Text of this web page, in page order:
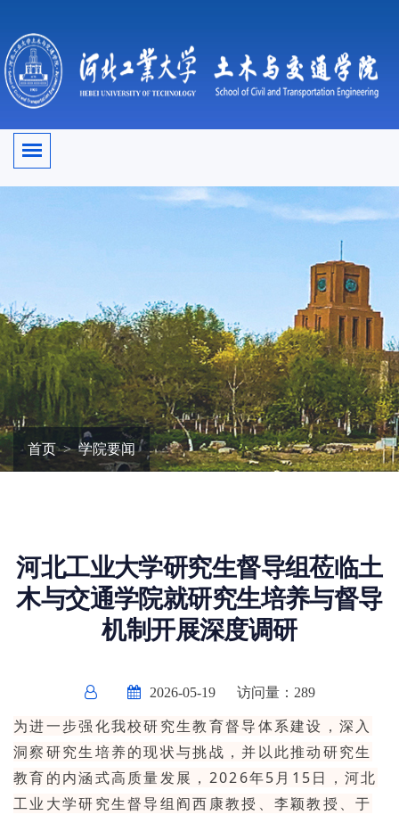
首页 学院要闻
河北工业大学研究生督导组莅临土
木与交通学院就研究生培养与督导
机制开展深度调研
2026-05-19 访问量： 289
为进一步强化我校研究生教育督导体系建设，深入
洞察研究生培养的现状与挑战，并以此推动研究生
教育的内涵式高质量发展，2026年5月15日，河北
工业大学研究生督导组阎西康教授、李颖教授、于